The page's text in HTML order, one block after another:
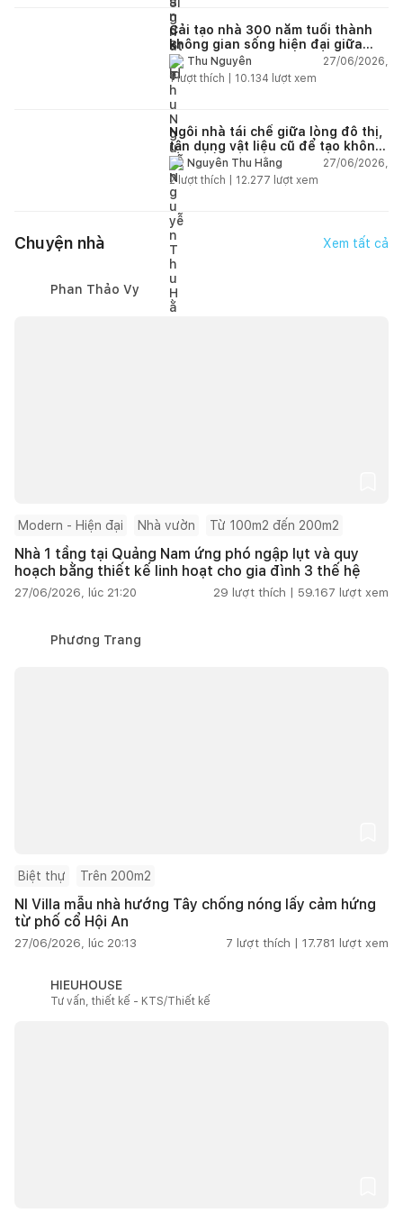
Cải tạo nhà 300 năm tuổi thành
không gian sống hiện đại giữa
thiên nhiên
Thu Nguyễn
27/06/2026,
1lượt thích | 10.134 lượt xem
Ngôi nhà tái chế giữa lòng đô thị,
tận dụng vật liệu cũ để tạo không
gian sống linh hoạt
Nguyễn Thu Hằng
27/06/2026,
2lượt thích | 12.277 lượt xem
Chuyện nhà Xem tất cả
Phan Thảo Vy
Modern - Hiện đại Nhà vườn Từ 100m2 đến 200m2
Nhà 1 tầng tại Quảng Nam ứng phó ngập lụt và quy
hoạch bằng thiết kế linh hoạt cho gia đình 3 thế hệ
27/06/2026, lúc 21:20 29 lượt thích | 59.167 lượt xem
Phương Trang
Biệt thự Trên 200m2
NI Villa mẫu nhà hướng Tây chống nóng lấy cảm hứng
từ phố cổ Hội An
27/06/2026, lúc 20:13 7 lượt thích | 17.781 lượt xem
HIEUHOUSE
Tư vấn, thiết kế - KTS/Thiết kế